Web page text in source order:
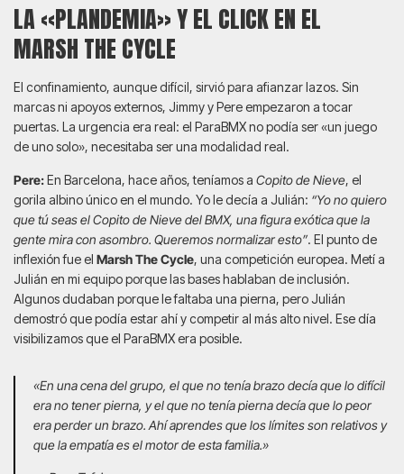
LA «PLANDEMIA» Y EL CLICK EN EL
MARSH THE CYCLE
El confinamiento, aunque difícil, sirvió para afianzar lazos. Sin
marcas ni apoyos externos, Jimmy y Pere empezaron a tocar
puertas. La urgencia era real: el ParaBMX no podía ser «un juego
de uno solo», necesitaba ser una modalidad real.
Pere:En Barcelona, hace años, teníamos a Copito de Nieve, el
gorila albino único en el mundo. Yo le decía a Julián: “Yo no quiero
que tú seas el Copito de Nieve del BMX, una figura exótica que la
gente mira con asombro. Queremos normalizar esto”. El punto de
inflexión fue el Marsh The Cycle, una competición europea. Metí a
Julián en mi equipo porque las bases hablaban de inclusión.
Algunos dudaban porque le faltaba una pierna, pero Julián
demostró que podía estar ahí y competir al más alto nivel. Ese día
visibilizamos que el ParaBMX era posible.
«En una cena del grupo, el que no tenía brazo decía que lo difícil
era no tener pierna, y el que no tenía pierna decía que lo peor
era perder un brazo. Ahí aprendes que los límites son relativos y
que la empatía es el motor de esta familia.»